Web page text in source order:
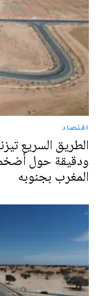
اقتصاد
الطريق السريع
ودقيقة حول
المغرب بجنوبه